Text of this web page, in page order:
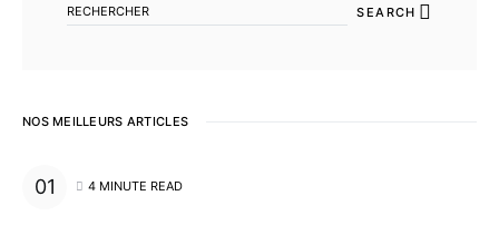
SEARCH
NOS MEILLEURS ARTICLES
4 MINUTE READ